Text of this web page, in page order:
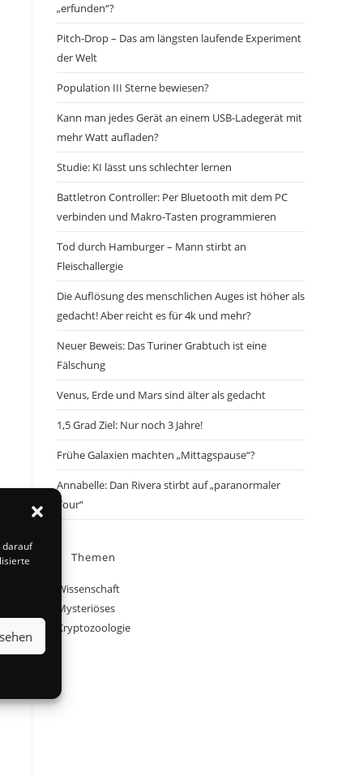
darauf
„erfunden“?
Pitch-Drop – Das am längsten laufende Experiment
der Welt
Population III Sterne bewiesen?
Kann man jedes Gerät an einem USB-Ladegerät mit
mehr Watt aufladen?
Studie: KI lässt uns schlechter lernen
Battletron Controller: Per Bluetooth mit dem PC
verbinden und Makro-Tasten programmieren
Tod durch Hamburger – Mann stirbt an
Fleischallergie
Die Auflösung des menschlichen Auges ist höher als
gedacht! Aber reicht es für 4k und mehr?
Neuer Beweis: Das Turiner Grabtuch ist eine
Fälschung
Venus, Erde und Mars sind älter als gedacht
1,5 Grad Ziel: Nur noch 3 Jahre!
Frühe Galaxien machten „Mittagspause“?
Annabelle: Dan Rivera stirbt auf „paranormaler
Tour“
Themen
Wissenschaft
Mysteriöses
Kryptozoologie